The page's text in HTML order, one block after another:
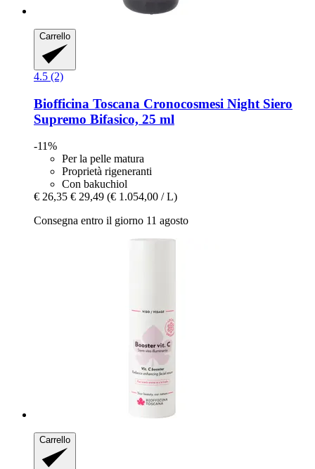
Carrello
4.5 (2)
Biofficina Toscana Cronocosmesi Night Siero
Supremo Bifasico, 25 ml
-11%
Per la pelle matura
Proprietà rigeneranti
Con bakuchiol
€ 26,35 € 29,49 (€ 1.054,00 / L)
Consegna entro il giorno 11 agosto
Carrello